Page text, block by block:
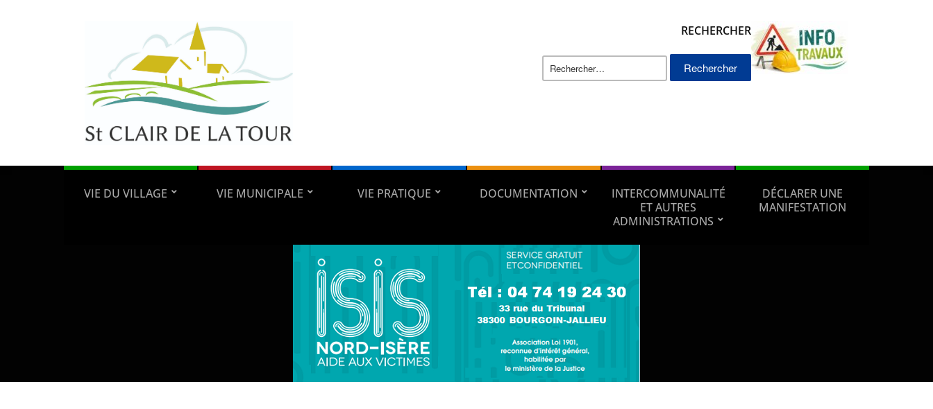
RECHERCHER
Rechercher :
VIE DU VILLAGE VIE MUNICIPALE VIE PRATIQUE DOCUMENTATION
INTERCOMMUNALITÉ
ET AUTRES
ADMINISTRATIONS
DÉCLARER UNE
MANIFESTATION